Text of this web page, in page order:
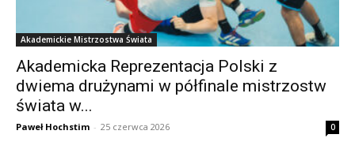
Akademickie Mistrzostwa Świata
Akademicka Reprezentacja Polski z
dwiema drużynami w półfinale mistrzostw
świata w...
Paweł Hochstim - 25 czerwca 2026 0